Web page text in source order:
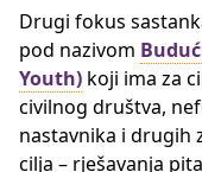
Drugi fokus
pod nazivom
Youth) koji ima za
civilnog društva,
nastavnika i drugih
cilja – rješavanja